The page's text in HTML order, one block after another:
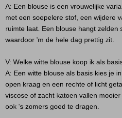
A: Een blouse is een vrouwelijke
met een soepelere stof, een wijdere
ruimte laat. Een blouse hangt zelden
waardoor 'm de hele dag prettig zit.
V: Welke witte blouse koop ik als
A: Een witte blouse als basis kies je
open kraag en een rechte of licht
viscose of zacht katoen vallen
ook 's zomers goed te dragen.